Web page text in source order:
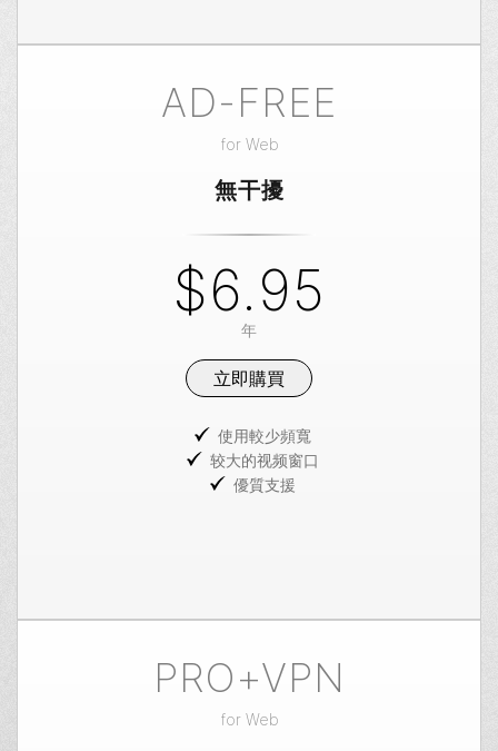
PRO+VPN
for Web
AD-FREE
for Web
無干擾
$6.95
年
立即購買
使用較少頻寬
较大的视频窗口
優質支援